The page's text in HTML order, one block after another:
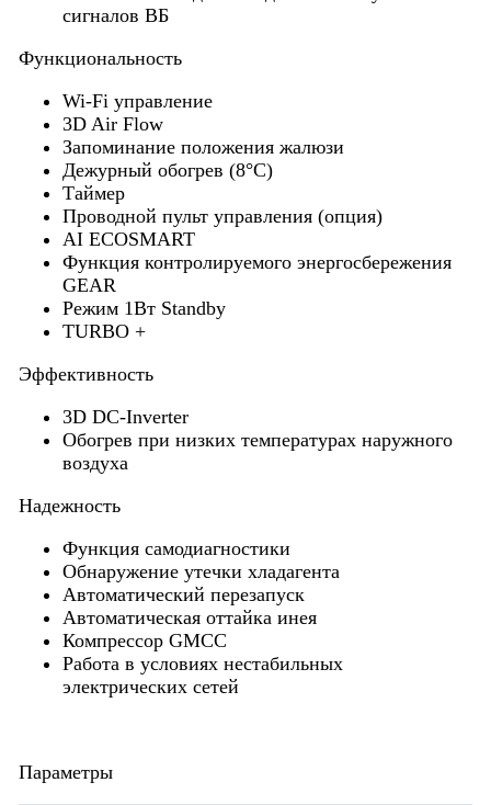
сигналов ВБ
Функциональность
Wi-Fi управление
3D Air Flow
Запоминание положения жалюзи
Дежурный обогрев (8°С)
Таймер
Проводной пульт управления (опция)
AI ECOSMART
Функция контролируемого энергосбережения
GEAR
Режим 1Вт Standby
TURBO +
Эффективность
3D DC-Inverter
Обогрев при низких температурах наружного
воздуха
Надежность
Функция самодиагностики
Обнаружение утечки хладагента
Автоматический перезапуск
Автоматическая оттайка инея
Компрессор GMCC
Работа в условиях нестабильных
электрических сетей
Параметры